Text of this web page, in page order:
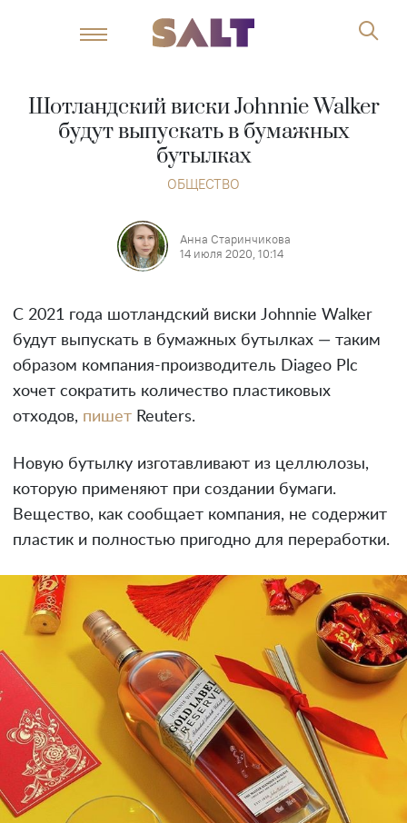
Шотландский виски Johnnie Walker
будут выпускать в бумажных
бутылках
ОБЩЕСТВО
Анна Старинчикова
14 июля 2020, 10:14
С 2021 года шотландский виски Johnnie Walker
будут выпускать в бумажных бутылках — таким
образом компания-производитель Diageo Plc
хочет сократить количество пластиковых
отходов, пишет Reuters.
Новую бутылку изготавливают из целлюлозы,
которую применяют при создании бумаги.
Вещество, как сообщает компания, не содержит
пластик и полностью пригодно для переработки.